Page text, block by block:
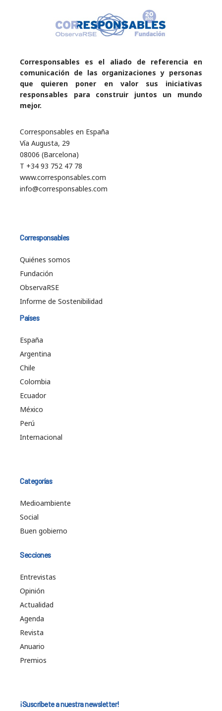
Corresponsables es el aliado de referencia en
comunicación de las organizaciones y personas
que quieren poner en valor sus iniciativas
responsables para construir juntos un mundo
mejor.
Corresponsables en España
Vía Augusta, 29
08006 (Barcelona)
T +34 93 752 47 78
www.corresponsables.com
info@corresponsables.com
Corresponsables
Quiénes somos
Fundación
ObservaRSE
Informe de Sostenibilidad
Países
España
Argentina
Chile
Colombia
Ecuador
México
Perú
Internacional
Categorías
Medioambiente
Social
Buen gobierno
Secciones
Entrevistas
Opinión
Actualidad
Agenda
Revista
Anuario
Premios
¡Suscríbete a nuestra newsletter!